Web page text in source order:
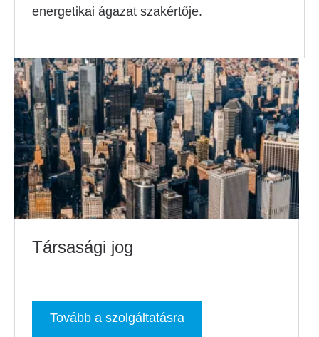
Társasági jog
Tovább a szolgáltatásra
energetikai ágazat szakértője.